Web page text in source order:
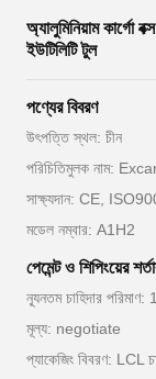
অ্যালুমিনিয়াম কার্গো
ইউটিলিটি টুল
পণ্যের বিবরণ
উৎপত্তি স্থল: চীন
পরিচিতিমুলক নাম:
সাক্ষ্যদান: CE,
মডেল নম্বার: A1H2
পেমেন্ট ও শিপিংয়ের
ন্যূনতম চাহিদার পরিমাণ: 1
মূল্য: negotiate
প্যাকেজিং বিবরণ: LCL